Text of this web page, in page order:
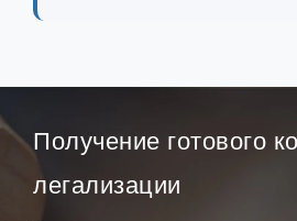
Получение готового
легализации